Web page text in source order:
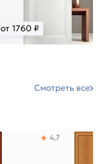
от 1760 ₽
Смотреть все
4,7